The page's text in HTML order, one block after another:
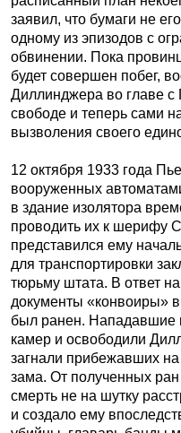
заявил, что бумаги не
одному из эпизодов с
обвинении. Пока
будет совершен побег,
Диллинджера во главе с
свободе и теперь сами
вызволения своего
12 октября 1933 года
вооруженных
в здание изолятора
проводить их к шерифу
представился ему
для транспортировки
тюрьму штата. В ответ
документы «конвоиры»
был ранен. Нападавшие
камер и освободили
загнали прибежавших
зама. От полученных
смерть не на шутку
и создало ему